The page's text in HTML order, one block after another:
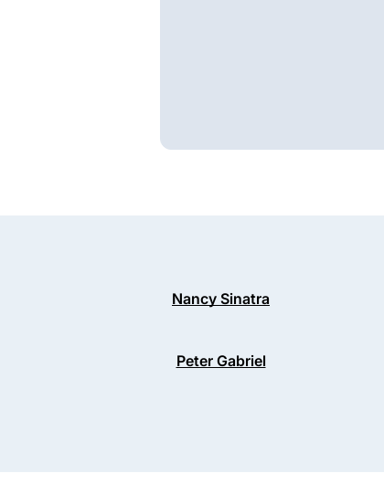
Nancy Sinatra
Peter Gabriel